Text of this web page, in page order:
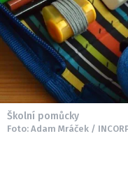
Školní pomůcky
Foto: Adam Mráček /